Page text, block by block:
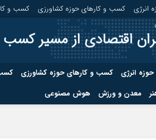
انرژی کسب و کارهای حوزه کشاورزی کسب و
اقتصادی از مسیر
انرژی کسب و کارهای حوزه کشاورزی
معدن و ورزش هوش مصنوعی